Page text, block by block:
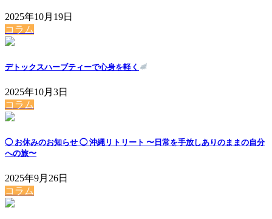
2025年10月19日
コラム
デトックスハーブティーで心身を軽く
2025年10月3日
コラム
◯ お休みのお知らせ ◯ 沖縄リトリート 〜日常を手放しありのままの自分
への旅〜
2025年9月26日
コラム